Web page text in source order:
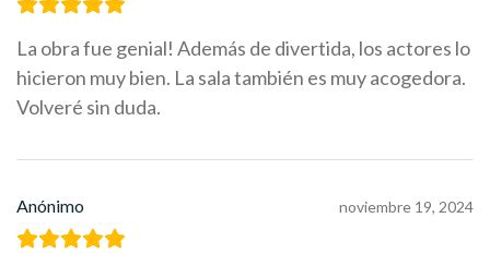
La obra fue genial! Además de divertida, los actores lo
hicieron muy bien. La sala también es muy acogedora.
Volveré sin duda.
Anónimo noviembre 19, 2024